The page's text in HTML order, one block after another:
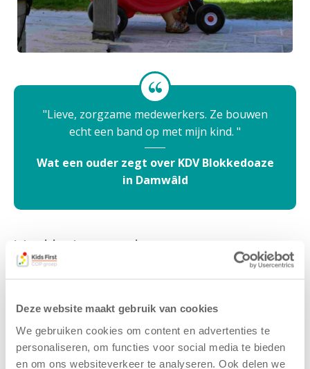
Deze website maakt gebruik van cookies
We gebruiken cookies om content en advertenties te
personaliseren, om functies voor social media te bieden
en om ons websiteverkeer te analyseren. Ook delen we
Lieve, zorgzame medewerkers. Ze bouwen
echt een band op met mijn kind.
Wat een ouder zegt over KDV Blokkedoaze
in Damwâld
Veel buiten spelen
Deze locatie is een
Een
beleven van de natuur en de elementen om je heen
voorop staan.
Een groot deel van de dag spelen kinderen buiten
en beleven de natuur om zich heen